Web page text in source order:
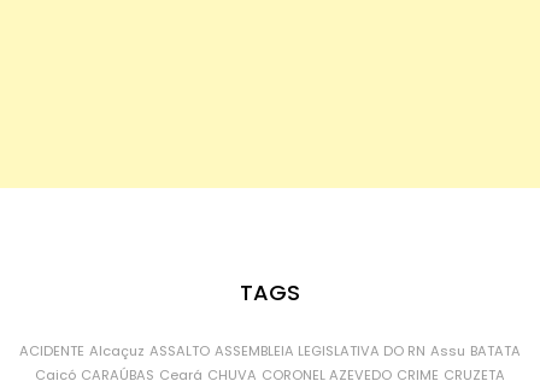
TAGS
ACIDENTE Alcaçuz ASSALTO ASSEMBLEIA LEGISLATIVA DO RN Assu BATATA
Caicó CARAÚBAS Ceará CHUVA CORONEL AZEVEDO CRIME CRUZETA